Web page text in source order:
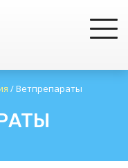
/Ветпрепараты